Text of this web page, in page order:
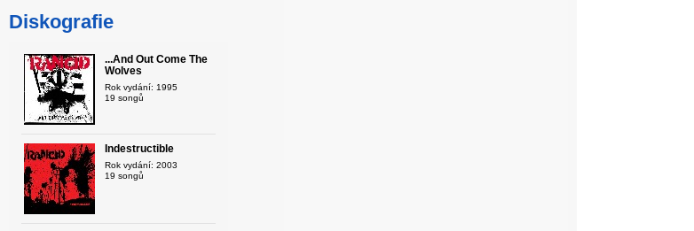
Diskografie
...And Out Come The
Wolves
Rok vydání: 1995
19 songů
Indestructible
Rok vydání: 2003
19 songů